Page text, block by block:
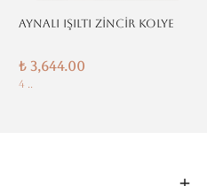
AYNALI IŞILTI ZİNCİR KOLYE
₺ 3,644.00
4 ..